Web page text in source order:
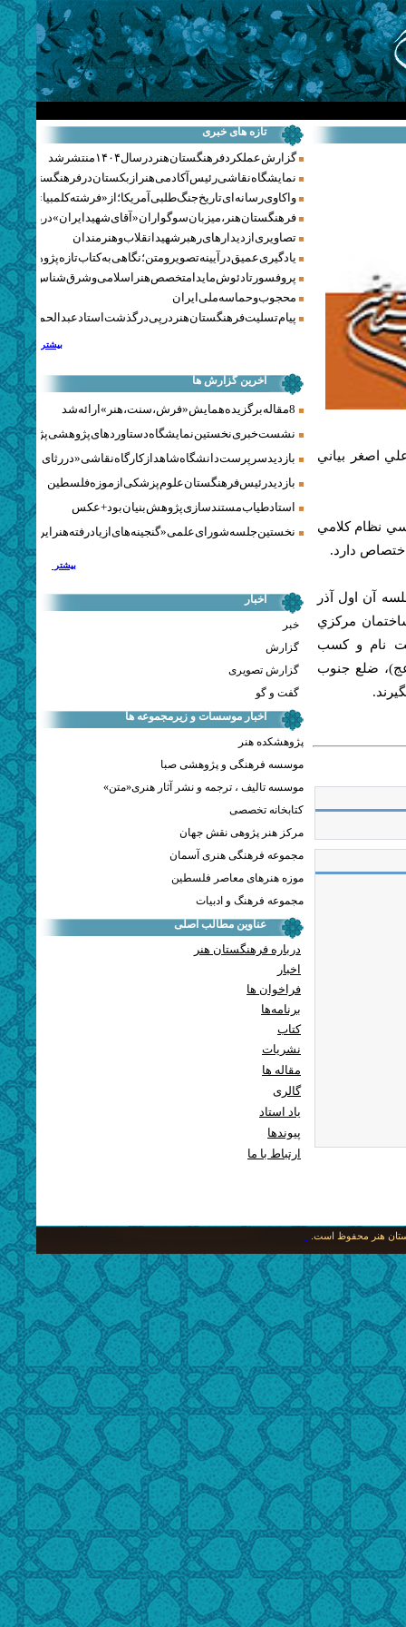
تازه های خبری
گزارش عملکرد فرهنگستان هنر در سال ۱۴۰۴ منتشر شد
نمایشگاه نقاشی رئیس آکادمی هنر ازبکستان در فرهنگستان هنر
واکاوی رسانه‌ای تاریخ جنگ‌طلبی آمریکا؛ از «فرشته کلمبیا» تا
فرهنگستان هنر، میزبان سوگواران «آقای شهید ایران» در
تصاویری از دیدارهای رهبر شهید انقلاب و هنرمندان
یادگیری عمیق در آیینه تصویر و متن؛ نگاهی به کتاب تازه پژوهشکده
پروفسور تادئوش مایدا متخصص هنر اسلامی و شرق‌شناس
محجوب و حماسه ملی ایران
پیام تسلیت فرهنگستان هنر در پی درگذشت استاد عبدالحمید
بیشتر
آخرین گزارش ها
8 مقاله برگزیده همایش «فرش، سنت، هنر» ارائه شد
نشست خبری نخستین نمایشگاه دستاوردهای پژوهشی
بازدید سرپرست دانشگاه شاهد از کارگاه نقاشی «در رثای سیمرغ
بازدید رئیس فرهنگستان علوم پزشکی از موزه فلسطین
استاد طیاب مستندسازی پژوهش‌بنیان بود + عکس
نخستین جلسه شورای علمی «گنجینه‌های ازیادرفته هنر ایران»
بیشتر
اخبار
خبر
گزارش
گزارش تصویری
گفت و گو
اخبار موسسات و زیرمجموعه ها
پژوهشکده هنر
موسسه فرهنگی و پژوهشی صبا
موسسه تالیف ، ترجمه و نشر آثار هنری«متن»
کتابخانه تخصصی
مرکز هنر پژوهی نقش جهان
مجموعه فرهنگی هنری آسمان
موزه هنرهای معاصر فلسطین
مجموعه فرهنگ و ادبیات
عناوین مطالب اصلی
درباره فرهنگستان هنر
اخبار
فراخوان ها
برنامه‌ها
کتاب
نشریات
مقاله ها
گالری
یاد استاد
پيوندها
ارتباط با ما
اصغر بياني
نظام كلامي
دارد.
آن اول آذر
صنيع‌الملك ساختمان مركزي
نام و كسب
ضلع جنوب
هنر محفوظ است.